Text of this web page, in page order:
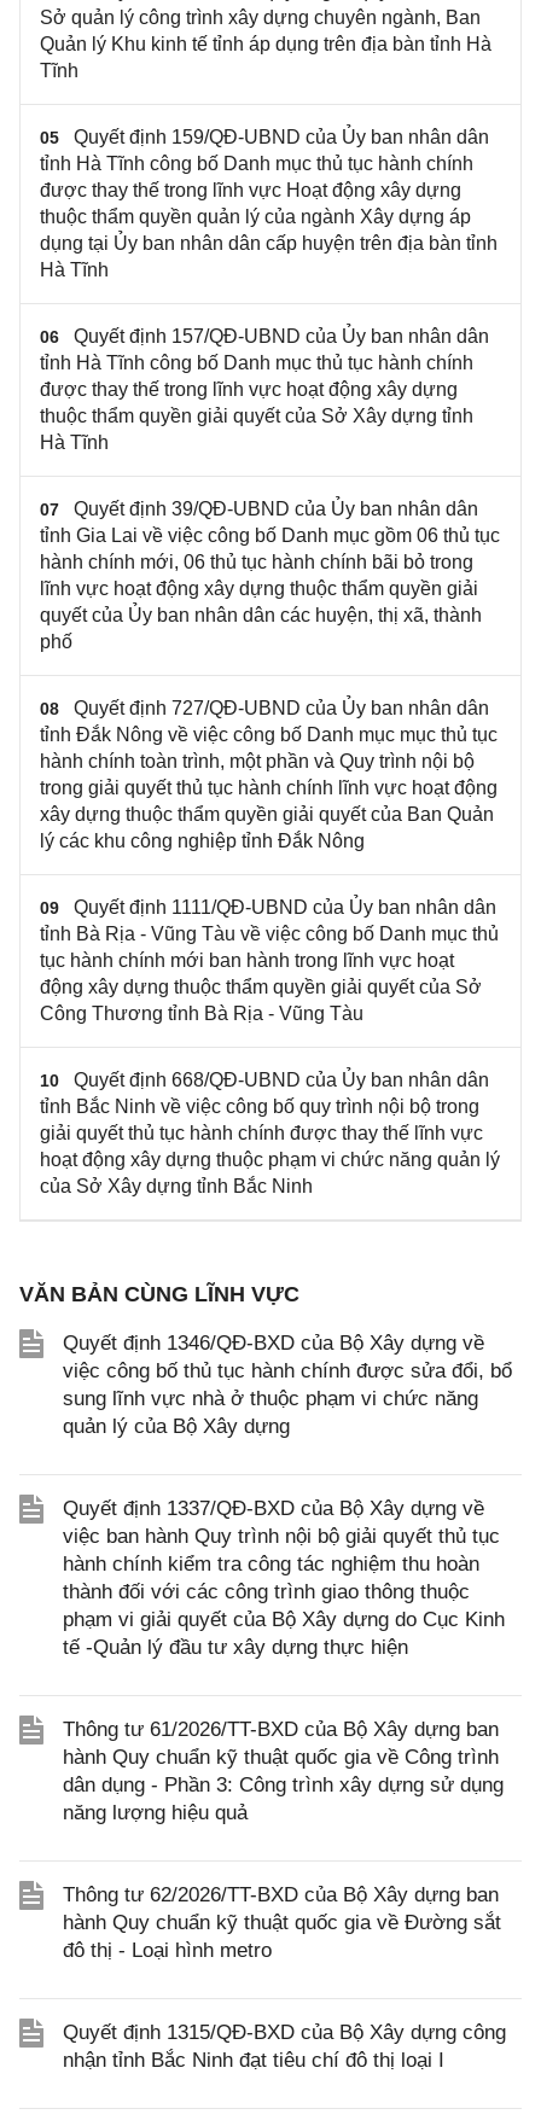
Sở quản lý công trình xây dựng chuyên ngành, Ban
Quản lý Khu kinh tế tỉnh áp dụng trên địa bàn tỉnh Hà
Tĩnh
05
Quyết định 159/QĐ-UBND của Ủy ban nhân dân
tỉnh Hà Tĩnh công bố Danh mục thủ tục hành chính
được thay thế trong lĩnh vực Hoạt động xây dựng
thuộc thẩm quyền quản lý của ngành Xây dựng áp
dụng tại Ủy ban nhân dân cấp huyện trên địa bàn tỉnh
Hà Tĩnh
06
Quyết định 157/QĐ-UBND của Ủy ban nhân dân
tỉnh Hà Tĩnh công bố Danh mục thủ tục hành chính
được thay thế trong lĩnh vực hoạt động xây dựng
thuộc thẩm quyền giải quyết của Sở Xây dựng tỉnh
Hà Tĩnh
07
Quyết định 39/QĐ-UBND của Ủy ban nhân dân
tỉnh Gia Lai ​về việc công bố Danh mục gồm 06 thủ tục
hành chính mới, 06 thủ tục hành chính bãi bỏ trong
lĩnh vực hoạt động xây dựng thuộc thẩm quyền giải
quyết của Ủy ban nhân​ dân các huyện, thị xã, thành
phố
08
Quyết định 727/QĐ-UBND của Ủy ban nhân dân
tỉnh Đắk Nông về việc công bố Danh mục mục thủ tục
hành chính toàn trình, một phần và Quy trình nội bộ
trong giải quyết thủ tục hành chính lĩnh vực hoạt động
xây dựng thuộc thẩm quyền giải quyết của Ban Quản
lý các khu công nghiệp tỉnh Đắk Nông
09
Quyết định 1111/QĐ-UBND của Ủy ban nhân dân
tỉnh Bà Rịa - Vũng Tàu về việc công bố Danh mục thủ
tục hành chính mới ban hành trong lĩnh vực hoạt
động xây dựng thuộc thẩm quyền giải quyết của Sở
Công Thương tỉnh Bà Rịa - Vũng Tàu
10
Quyết định 668/QĐ-UBND của Ủy ban nhân dân
tỉnh Bắc Ninh về việc công bố quy trình nội bộ trong
giải quyết thủ tục hành chính được thay thế lĩnh vực
hoạt động xây dựng thuộc phạm vi chức năng quản lý
của Sở Xây dựng tỉnh Bắc Ninh
VĂN BẢN CÙNG LĨNH VỰC
Quyết định 1346/QĐ-BXD của Bộ Xây dựng về
việc công bố thủ tục hành chính được sửa đổi, bổ
sung lĩnh vực nhà ở thuộc phạm vi chức năng
quản lý của Bộ Xây dựng
Quyết định 1337/QĐ-BXD của Bộ Xây dựng về
việc ban hành Quy trình nội bộ giải quyết thủ tục
hành chính kiểm tra công tác nghiệm thu hoàn
thành đối với các công trình giao thông thuộc
phạm vi giải quyết của Bộ Xây dựng do Cục Kinh
tế -Quản lý đầu tư xây dựng thực hiện
Thông tư 61/2026/TT-BXD của Bộ Xây dựng ban
hành Quy chuẩn kỹ thuật quốc gia về Công trình
dân dụng - Phần 3: Công trình xây dựng sử dụng
năng lượng hiệu quả
Thông tư 62/2026/TT-BXD của Bộ Xây dựng ban
hành Quy chuẩn kỹ thuật quốc gia về Đường sắt
đô thị - Loại hình metro
Quyết định 1315/QĐ-BXD của Bộ Xây dựng công
nhận tỉnh Bắc Ninh đạt tiêu chí đô thị loại I